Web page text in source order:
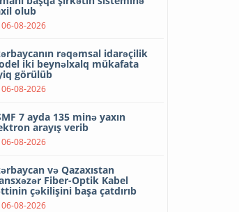
olub
06-08-2026
rəqəmsal idarəçilik
iki beynəlxalq mükafata
görülüb
06-08-2026
7 ayda 135 minə yaxın
arayış verib
06-08-2026
və Qazaxıstan
Fiber-Optik Kabel
çəkilişini başa çatdırıb
06-08-2026